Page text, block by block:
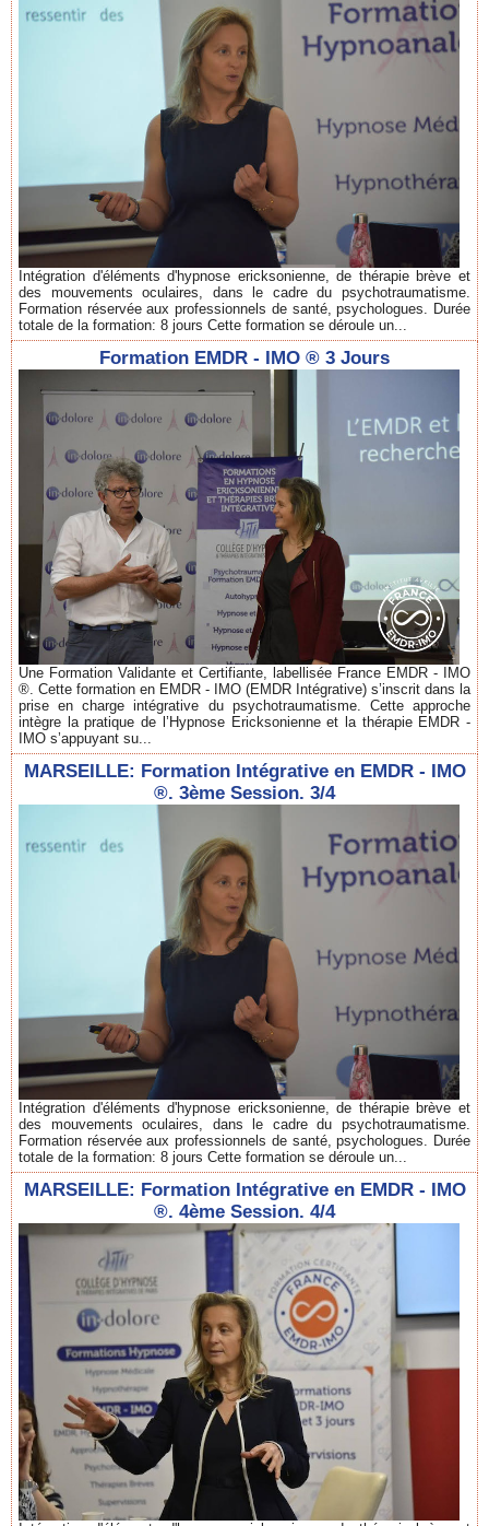
Intégration d'éléments d'hypnose ericksonienne, de thérapie brève et
des mouvements oculaires, dans le cadre du psychotraumatisme.
Formation réservée aux professionnels de santé, psychologues. Durée
totale de la formation: 8 jours Cette formation se déroule un...
Formation EMDR - IMO ® 3 Jours
Une Formation Validante et Certifiante, labellisée France EMDR - IMO
®. Cette formation en EMDR - IMO (EMDR Intégrative) s’inscrit dans la
prise en charge intégrative du psychotraumatisme. Cette approche
intègre la pratique de l’Hypnose Ericksonienne et la thérapie EMDR -
IMO s’appuyant su...
MARSEILLE: Formation Intégrative en EMDR - IMO
®. 3ème Session. 3/4
Intégration d'éléments d'hypnose ericksonienne, de thérapie brève et
des mouvements oculaires, dans le cadre du psychotraumatisme.
Formation réservée aux professionnels de santé, psychologues. Durée
totale de la formation: 8 jours Cette formation se déroule un...
MARSEILLE: Formation Intégrative en EMDR - IMO
®. 4ème Session. 4/4